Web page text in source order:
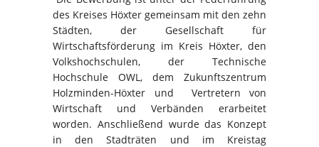
des Kreises Höxter gemeinsam mit den zehn
Städten, der Gesellschaft für
Wirtschaftsförderung im Kreis Höxter, den
Volkshochschulen, der Technische
Hochschule OWL, dem Zukunftszentrum
Holzminden-Höxter und Vertretern von
Wirtschaft und Verbänden erarbeitet
worden. Anschließend wurde das Konzept
in den Stadträten und im Kreistag